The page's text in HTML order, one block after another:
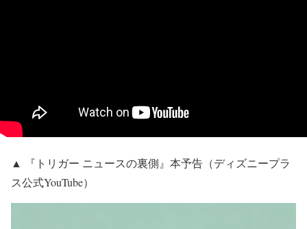
▲ 『トリガー ニュースの裏側』本予告（ディズニープラ
ス公式YouTube）